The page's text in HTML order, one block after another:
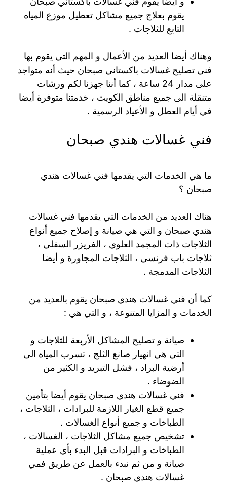
يقوم بعلاج جميع مشاكل تعطيل موزع المياه
التابع للثلاجات .
وهناك أيضا العديد من الأعمال و المهم التي يقوم بها
فني تصليح غسالات باكستاني صبحان حيث أنه متواجد
على مدار 24 ساعة ، كما أننا جهزنا لكم ورشات
متنقلة الى جميع مناطق الكويت ، خدمتنا متوفرة أيضا
في أيام العطل و الأعياد الرسمية .
فني غسالات هندي صبحان
ما هي الخدمات التي يقدمها فني غسالات هندي
صبحان ؟
هناك العديد من الخدمات التي يقدمها فني غسالات
هندي صبحان و التي هي صيانة و إصلاح جميع أنواع
الثلاجات ذات المجمد العلوي ، الفريزر السفلي ،
ثلاجات باب فرنسي ، الثلاجات المجاورة و أيضا
الثلاجات المدمجة .
كما أن فني غسالات هندي صبحان يقوم بالعديد من
الخدمات و المزايا المتنوعة ، و التي هي :
صيانة و تصليح المشاكل الأربعة للثلاجات و
التي هي انهيار صانع الثلج ، تسرب المياه الى
أرضية البراد ، فشل التبريد و الكثير من
الضوضاء .
فني غسالات هندي صبحان يقوم أيضا بتأمين
جميع قطع الغيار اللازمة للبرادات ، الثلاجات ،
الطباخات و جميع أنواع الغسالات .
تشخيص جميع مشاكل الثلاجات ، الغسالات ،
الطباخات و البرادات قبل البدء بأي عملية
صيانة و من ثم نبدء بالعمل عن طريق فمي
غسالات هندي صبحان .